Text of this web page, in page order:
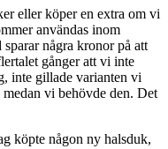
eller köper en extra om vi
användas inom
några kronor på att
gånger att vi inte
inte gillade varianten vi
vi behövde den. Det
köpte någon ny halsduk,